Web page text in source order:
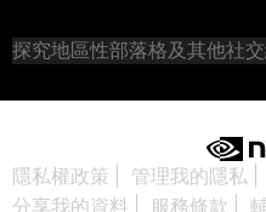
探究地區性部落格及其他社
隱私權政策 管理我的隱私
分享我的資料
服務條款